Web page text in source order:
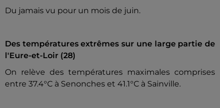
Du jamais vu pour un mois de juin.
Des températures extrêmes sur une large partie de
l'Eure-et-Loir (28)
On relève des températures maximales comprises
entre 37.4°C à Senonches et 41.1°C à Sainville.